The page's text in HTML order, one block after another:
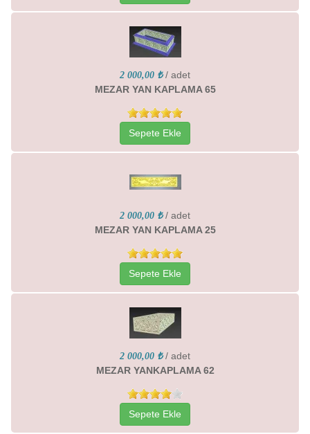
2 000,00 ₺ / adet
MEZAR YAN KAPLAMA 65
Sepete Ekle
2 000,00 ₺ / adet
MEZAR YAN KAPLAMA 25
Sepete Ekle
2 000,00 ₺ / adet
MEZAR YANKAPLAMA 62
Sepete Ekle